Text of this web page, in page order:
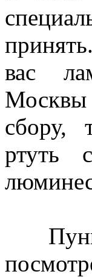
вас
Москвы
сбору,
ртуть